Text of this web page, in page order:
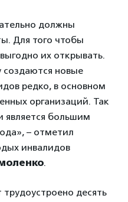
должны
Для того чтобы
их открывать.
создаются новые
редко, в основном
организаций. Так
является большим
– отметил
инвалидов
.
десять